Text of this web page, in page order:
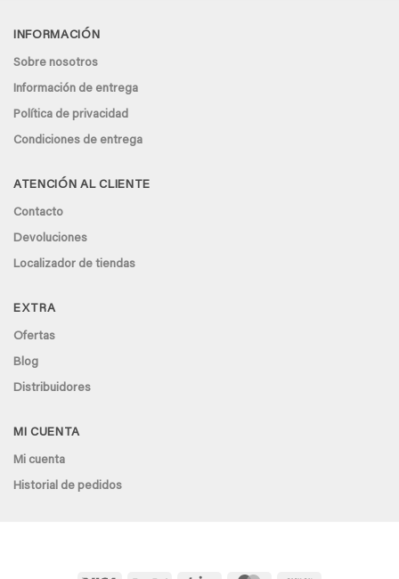
INFORMACIÓN
Sobre nosotros
Información de entrega
Política de privacidad
Condiciones de entrega
ATENCIÓN AL CLIENTE
Contacto
Devoluciones
Localizador de tiendas
EXTRA
Ofertas
Blog
Distribuidores
MI CUENTA
Mi cuenta
Historial de pedidos